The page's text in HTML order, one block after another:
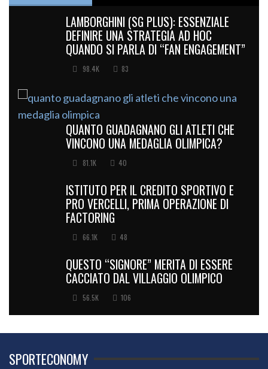
LAMBORGHINI (SG PLUS): ESSENZIALE
DEFINIRE UNA STRATEGIA AD HOC
QUANDO SI PARLA DI “FAN ENGAGEMENT”
98.4K 83
QUANTO GUADAGNANO GLI ATLETI CHE
VINCONO UNA MEDAGLIA OLIMPICA?
81.1K 40
ISTITUTO PER IL CREDITO SPORTIVO E
PRO VERCELLI, PRIMA OPERAZIONE DI
FACTORING
66.1K 48
QUESTO “SIGNORE” MERITA DI ESSERE
CACCIATO DAL VILLAGGIO OLIMPICO
56.5K 106
SPORTECONOMY